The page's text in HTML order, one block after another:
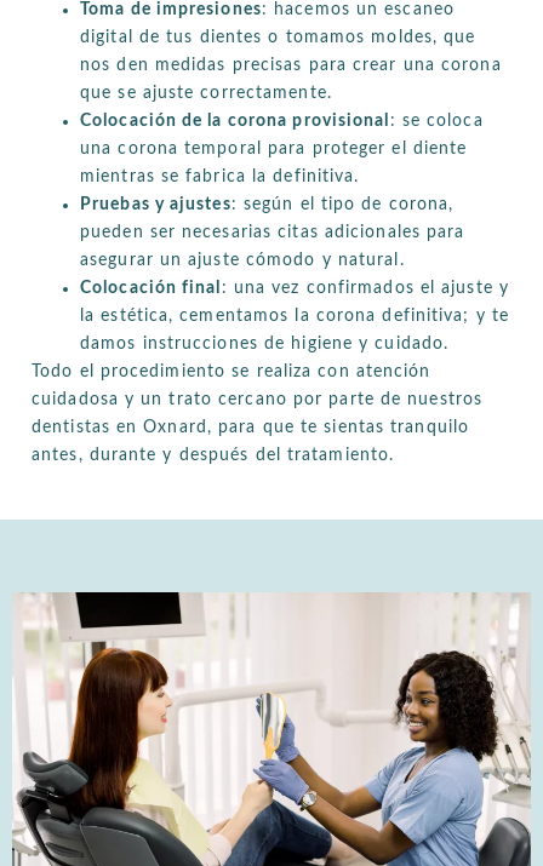
Toma de impresiones: hacemos un escaneo
digital de tus dientes o tomamos moldes, que
nos den medidas precisas para crear una corona
que se ajuste correctamente.
Colocación de la corona provisional : se coloca
una corona temporal para proteger el diente
mientras se fabrica la definitiva.
Pruebas y ajustes: según el tipo de corona,
pueden ser necesarias citas adicionales para
asegurar un ajuste cómodo y natural.
Colocación final : una vez confirmados el ajuste y
la estética, cementamos la corona definitiva; y te
damos instrucciones de higiene y cuidado.
Todo el procedimiento se realiza con atención
cuidadosa y un trato cercano por parte de nuestros
dentistas en Oxnard, para que te sientas tranquilo
antes, durante y después del tratamiento.